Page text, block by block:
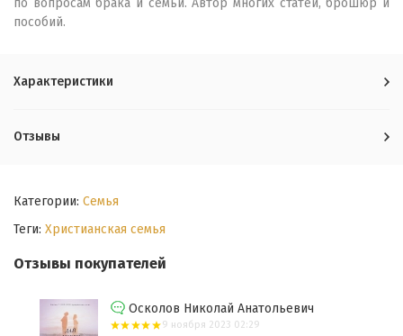
по вопросам брака и семьи. Автор многих статей, брошюр и
пособий.
Характеристики
Отзывы
Категории: Семья
Теги: Христианская семья
Отзывы покупателей
Осколов Николай Анатольевич
9 ноября 2023 02:29